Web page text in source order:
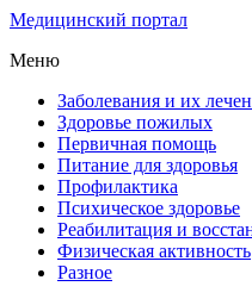
Медицинский портал
Меню
Заболевания и их
Здоровье пожилых
Первичная помощь
Питание для здоровья
Профилактика
Психическое здоровье
Реабилитация и
Физическая активность
Разное